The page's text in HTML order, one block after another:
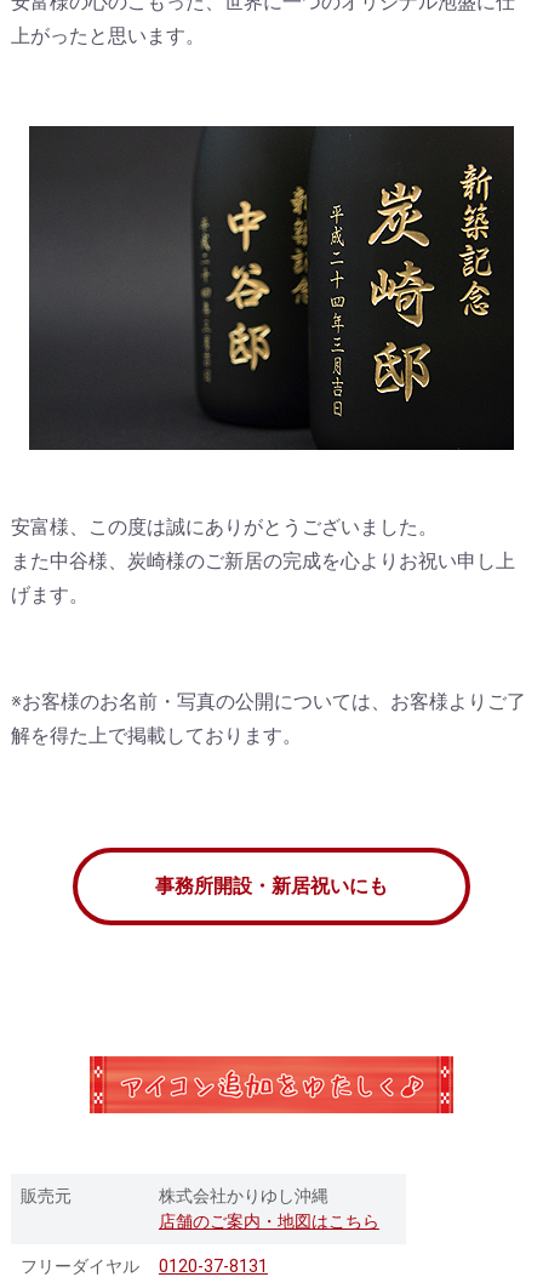
上がったと思います。
安富様、この度は誠にありがとうございました。
また中谷様、炭崎様のご新居の完成を心よりお祝い申し上
げます。
※お客様のお名前・写真の公開については、お客様よりご了
解を得た上で掲載しております。
事務所開設・新居祝いにも
販売元
株式会社かりゆし沖縄
店舗のご案内・地図はこちら
フリーダイヤル 0120-37-8131